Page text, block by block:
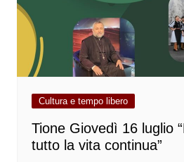
Cultura e tempo libero
Tione Giovedì 16 luglio
tutto la vita continua”